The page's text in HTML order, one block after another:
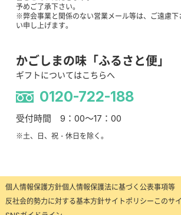
予めご了承下さい。
※弊会事業と関係のない営業メール等は、ご遠慮下
い申し上げます。
かごしまの味「ふるさと便」
ギフトについてはこちらへ
0120-722-188
受付時間 9：00～17：00
※土、日、祝・休日を除く。
個人情報保護方針個人情報保護法に基づく公表事項等
反社会的勢力に対する基本方針サイトポリシー このサ